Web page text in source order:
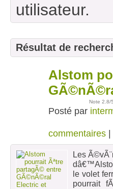
utilisateur.
Résultat de
Alstom
Note 2.8/
Posté par
commentaires |
Les
le volet
pourrait